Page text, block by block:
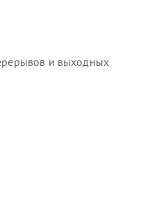
и выходных